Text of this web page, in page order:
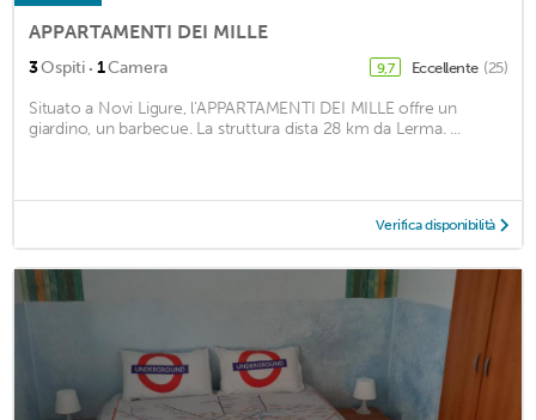
APPARTAMENTI DEI MILLE
3Ospiti · 1Camera 9,7 Eccellente (25)
Situato a Novi Ligure, l'APPARTAMENTI DEI MILLE offre un
giardino, un barbecue. La struttura dista 28 km da Lerma. ...
Verifica disponibilità